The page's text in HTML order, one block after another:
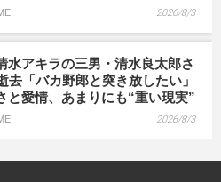
2026/8/3
水アキラの三男・清水良太郎さ
去「バカ野郎と突き放したい」
と愛情、あまりにも“重い現実”
2026/8/3